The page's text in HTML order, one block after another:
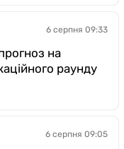
6 серпня 09:33
на
раунду
6 серпня 09:05